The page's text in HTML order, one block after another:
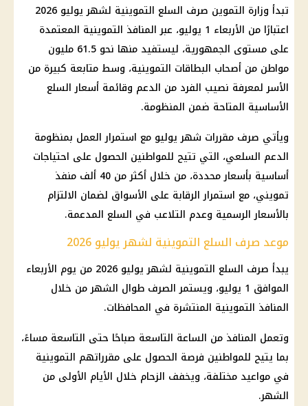
تبدأ وزارة التموين صرف السلع التموينية لشهر يوليو 2026
اعتبارًا من الأربعاء 1 يوليو، عبر المنافذ التموينية المعتمدة
على مستوى الجمهورية، ليستفيد منها نحو 61.5 مليون
مواطن من أصحاب البطاقات التموينية، وسط متابعة كبيرة من
الأسر لمعرفة نصيب الفرد من الدعم وقائمة أسعار السلع
الأساسية المتاحة ضمن المنظومة.
ويأتي صرف مقررات شهر يوليو مع استمرار العمل بمنظومة
الدعم السلعي، التي تتيح للمواطنين الحصول على احتياجات
أساسية بأسعار محددة، من خلال أكثر من 40 ألف منفذ
تمويني، مع استمرار الرقابة على الأسواق لضمان الالتزام
بالأسعار الرسمية وعدم التلاعب في السلع المدعمة.
موعد صرف السلع التموينية لشهر يوليو 2026
يبدأ صرف السلع التموينية لشهر يوليو 2026 من يوم الأربعاء
الموافق 1 يوليو، ويستمر الصرف طوال الشهر من خلال
المنافذ التموينية المنتشرة في المحافظات.
وتعمل المنافذ من الساعة التاسعة صباحًا حتى التاسعة مساءً،
بما يتيح للمواطنين فرصة الحصول على مقرراتهم التموينية
في مواعيد مختلفة، ويخفف الزحام خلال الأيام الأولى من
الشهر.